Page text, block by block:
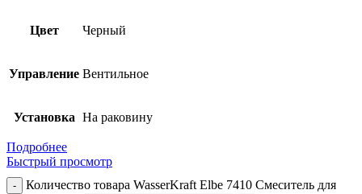
Цвет Черный
Управление Вентильное
Установка На раковину
Подробнее
Быстрый просмотр
Количество товара WasserKraft Elbe 7410 Смеситель для